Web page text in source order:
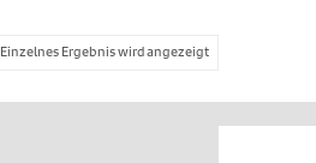
Einzelnes Ergebnis wird angezeigt